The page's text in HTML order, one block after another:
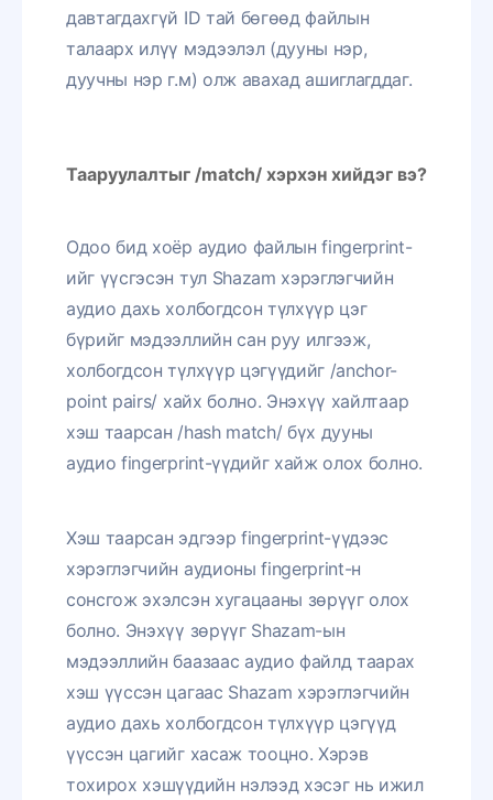
давтагдахгүй ID тай бөгөөд файлын
талаарх илүү мэдээлэл (дууны нэр,
дуучны нэр г.м) олж авахад ашиглагддаг.
Тааруулалтыг /match/ хэрхэн хийдэг вэ?
Одоо бид хоёр аудио файлын fingerprint-
ийг үүсгэсэн тул Shazam хэрэглэгчийн
аудио дахь холбогдсон түлхүүр цэг
бүрийг мэдээллийн сан руу илгээж,
холбогдсон түлхүүр цэгүүдийг /anchor-
point pairs/ хайх болно. Энэхүү хайлтаар
хэш таарсан /hash match/ бүх дууны
аудио fingerprint-үүдийг хайж олох болно.
Хэш таарсан эдгээр fingerprint-үүдээс
хэрэглэгчийн аудионы fingerprint-н
сонсгож эхэлсэн хугацааны зөрүүг олох
болно. Энэхүү зөрүүг Shazam-ын
мэдээллийн баазаас аудио файлд таарах
хэш үүссэн цагаас Shazam хэрэглэгчийн
аудио дахь холбогдсон түлхүүр цэгүүд
үүссэн цагийг хасаж тооцно. Хэрэв
тохирох хэшүүдийн нэлээд хэсэг нь ижил